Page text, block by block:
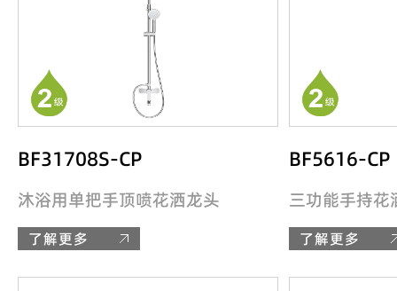
BF31708S-CP
沐浴用单把手顶喷花洒龙头
了解更多
BF5616-CP
三功能手持花
了解更多